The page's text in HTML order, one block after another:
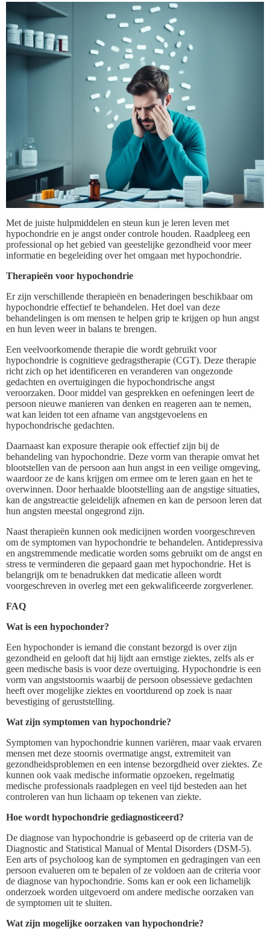
Met de juiste hulpmiddelen en steun kun je leren leven met
hypochondrie en je angst onder controle houden. Raadpleeg een
professional op het gebied van geestelijke gezondheid voor meer
informatie en begeleiding over het omgaan met hypochondrie.
Therapieën voor hypochondrie
Er zijn verschillende therapieën en benaderingen beschikbaar om
hypochondrie effectief te behandelen. Het doel van deze
behandelingen is om mensen te helpen grip te krijgen op hun angst
en hun leven weer in balans te brengen.
Een veelvoorkomende therapie die wordt gebruikt voor
hypochondrie is cognitieve gedragstherapie (CGT). Deze therapie
richt zich op het identificeren en veranderen van ongezonde
gedachten en overtuigingen die hypochondrische angst
veroorzaken. Door middel van gesprekken en oefeningen leert de
persoon nieuwe manieren van denken en reageren aan te nemen,
wat kan leiden tot een afname van angstgevoelens en
hypochondrische gedachten.
Daarnaast kan exposure therapie ook effectief zijn bij de
behandeling van hypochondrie. Deze vorm van therapie omvat het
blootstellen van de persoon aan hun angst in een veilige omgeving,
waardoor ze de kans krijgen om ermee om te leren gaan en het te
overwinnen. Door herhaalde blootstelling aan de angstige situaties,
kan de angstreactie geleidelijk afnemen en kan de persoon leren dat
hun angsten meestal ongegrond zijn.
Naast therapieën kunnen ook medicijnen worden voorgeschreven
om de symptomen van hypochondrie te behandelen. Antidepressiva
en angstremmende medicatie worden soms gebruikt om de angst en
stress te verminderen die gepaard gaan met hypochondrie. Het is
belangrijk om te benadrukken dat medicatie alleen wordt
voorgeschreven in overleg met een gekwalificeerde zorgverlener.
FAQ
Wat is een hypochonder?
Een hypochonder is iemand die constant bezorgd is over zijn
gezondheid en gelooft dat hij lijdt aan ernstige ziektes, zelfs als er
geen medische basis is voor deze overtuiging. Hypochondrie is een
vorm van angststoornis waarbij de persoon obsessieve gedachten
heeft over mogelijke ziektes en voortdurend op zoek is naar
bevestiging of geruststelling.
Wat zijn symptomen van hypochondrie?
Symptomen van hypochondrie kunnen variëren, maar vaak ervaren
mensen met deze stoornis overmatige angst, extremiteit van
gezondheidsproblemen en een intense bezorgdheid over ziektes. Ze
kunnen ook vaak medische informatie opzoeken, regelmatig
medische professionals raadplegen en veel tijd besteden aan het
controleren van hun lichaam op tekenen van ziekte.
Hoe wordt hypochondrie gediagnosticeerd?
De diagnose van hypochondrie is gebaseerd op de criteria van de
Diagnostic and Statistical Manual of Mental Disorders (DSM-5).
Een arts of psycholoog kan de symptomen en gedragingen van een
persoon evalueren om te bepalen of ze voldoen aan de criteria voor
de diagnose van hypochondrie. Soms kan er ook een lichamelijk
onderzoek worden uitgevoerd om andere medische oorzaken van
de symptomen uit te sluiten.
Wat zijn mogelijke oorzaken van hypochondrie?